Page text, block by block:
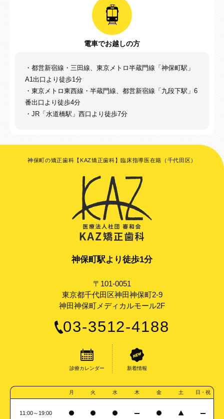
電車でお越しの方
・都営新宿線・三田線、東京メトロ半蔵門線「神保町駅」
A1出口より徒歩1分
・東京メトロ東西線・半蔵門線、都営新宿線「九段下駅」6
番出口より徒歩4分
・JR「水道橋駅」西口より徒歩7分
神保町の矯正歯科【KAZ矯正歯科】臨床指導医在籍（千代田区）
神保町駅より徒歩1分
〒101-0051
東京都千代田区神田神保町2-9
神田神保町メディカルモール2F
03-3512-4188
診療カレンダー 新着情報
月 火 水 木 金 土 日・祝
11:00～19:00